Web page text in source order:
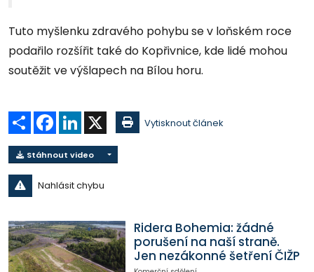
Tuto myšlenku zdravého pohybu se v loňském roce
podařilo rozšířit také do Kopřivnice, kde lidé mohou
soutěžit ve výšlapech na Bílou horu.
Sdílet Facebook
LinkedIn Vytisknout článek
Stáhnout video
Nahlásit chybu
Ridera Bohemia: žádné
porušení na naší straně.
Jen nezákonné šetření ČIŽP